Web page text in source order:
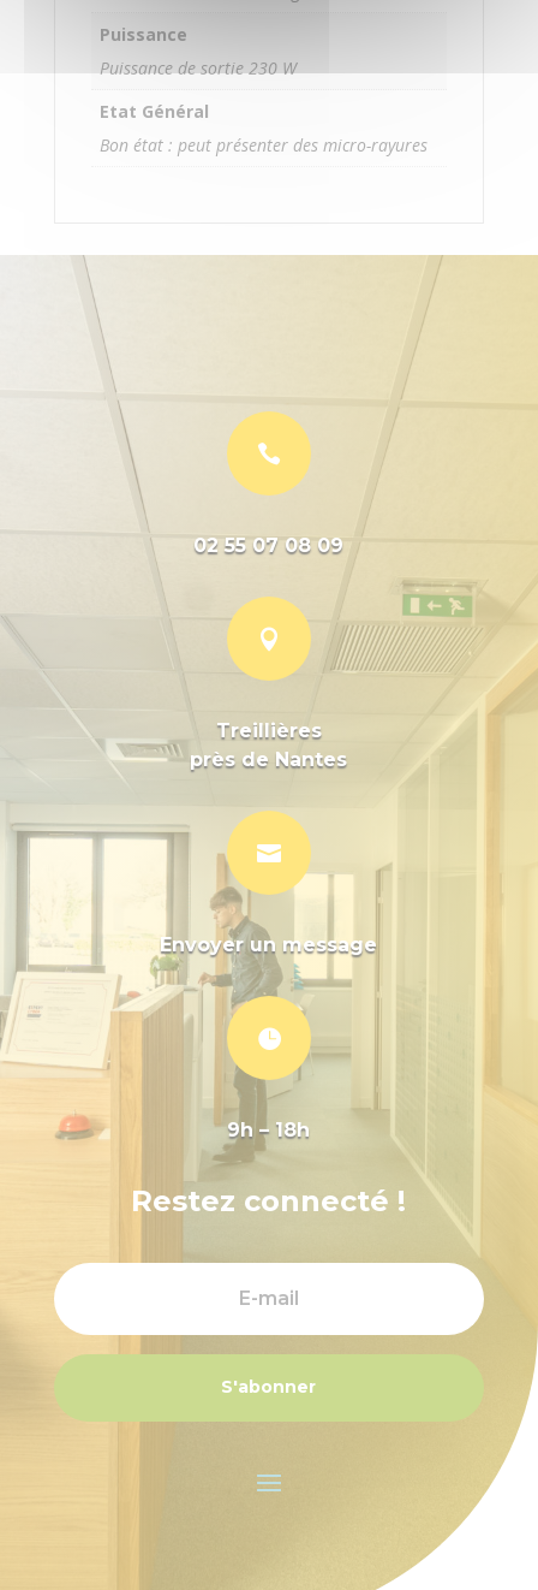
Puissance
Puissance de sortie 230 W
Etat Général
Bon état : peut présenter des micro-rayures

02 55 07 08 09

Treillières
près de Nantes

Envoyer un message

9h – 18h
Restez connecté !
S'abonner